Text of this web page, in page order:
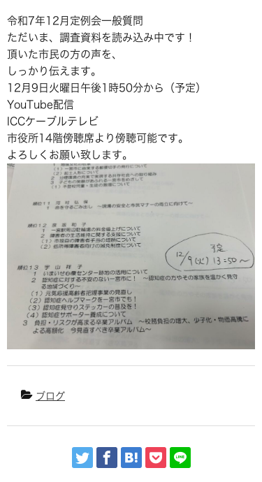
令和7年12月定例会一般質問
ただいま、調査資料を読み込み中です！
頂いた市民の方の声を、
しっかり伝えます。
12月9日火曜日午後1時50分から（予定）
YouTube配信
ICCケーブルテレビ
市役所14階傍聴席より傍聴可能です。
よろしくお願い致します。
ブログ